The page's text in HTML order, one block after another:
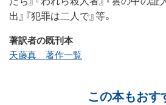
出』『犯罪は二人で』等。
著訳者の既刊本
天藤真 著作一覧
この本もおす